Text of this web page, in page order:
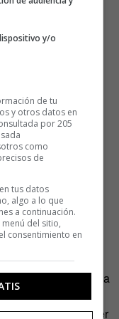
llevó Tim Burton a
, en la que se
Margareth y Walter
y/o
de tu
y otros datos en
por 205
como
de
tus datos
algo a lo que
a continuación.
del sitio,
consentimiento en